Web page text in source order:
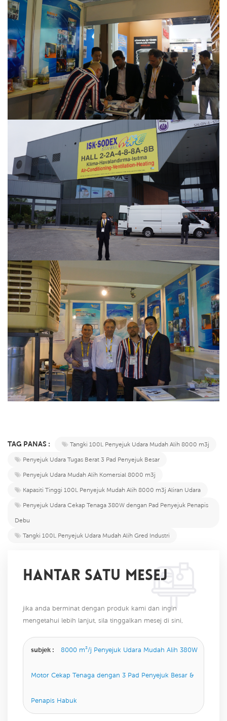
TAG PANAS :
Tangki 100L Penyejuk Udara Mudah Alih 8000 m3j
Penyejuk Udara Tugas Berat 3 Pad Penyejuk Besar
Penyejuk Udara Mudah Alih Komersial 8000 m3j
Kapasiti Tinggi 100L Penyejuk Mudah Alih 8000 m3j Aliran Udara
Penyejuk Udara Cekap Tenaga 380W dengan Pad Penyejuk Penapis
Debu
Tangki 100L Penyejuk Udara Mudah Alih Gred Industri
HANTAR SATU MESEJ
jika anda berminat dengan produk kami dan ingin
mengetahui lebih lanjut, sila tinggalkan mesej di sini,
subjek : 8000 m³/j Penyejuk Udara Mudah Alih 380W
Motor Cekap Tenaga dengan 3 Pad Penyejuk Besar &
Penapis Habuk